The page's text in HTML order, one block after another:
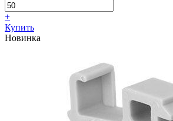
+
Купить
Новинка